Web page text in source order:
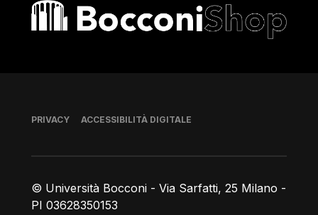
Bocconi shop
© Università Bocconi - Via Sarfatti, 25 Milano -
PI 03628350153
Piè di pagina
PRIVACY ACCESSIBILITÀ DIGITALE